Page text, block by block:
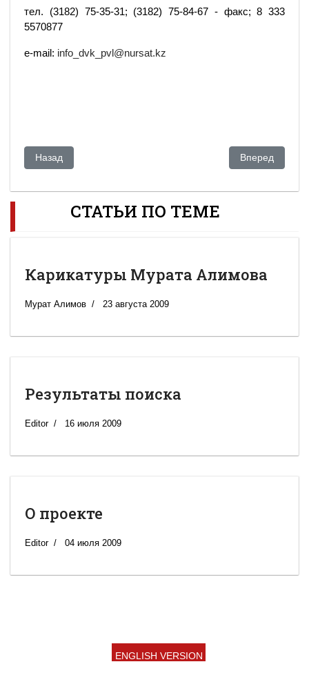
тел. (3182) 75-35-31; (3182) 75-84-67 - факс; 8 333
5570877
e-mail: info_dvk_pvl@nursat.kz
Предыдущий: Казахский выбор из двух зол
Назад Следующий:
Вперед
СТАТЬИ ПО ТЕМЕ
Карикатуры Мурата Алимова
Мурат Алимов 23 августа 2009
Результаты поиска
Editor 16 июля 2009
О проекте
Editor 04 июля 2009
ENGLISH VERSION